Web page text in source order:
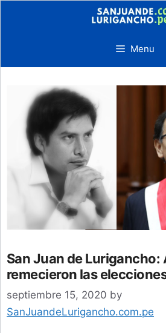
Menu
San Juan de Lurigancho:
remecieron las
septiembre 15, 2020 by
SanJuandeLurigancho.com.pe